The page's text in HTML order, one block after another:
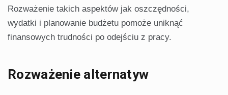
Rozważenie takich aspektów jak oszczędności,
wydatki i planowanie budżetu pomoże uniknąć
finansowych trudności po odejściu z pracy.
Rozważenie alternatyw